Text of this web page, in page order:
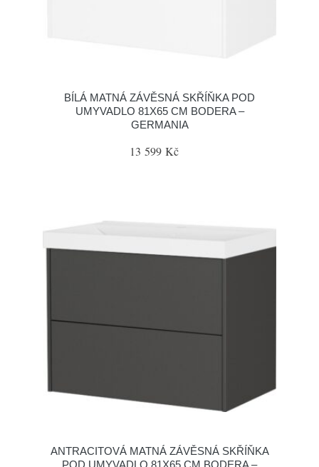
BÍLÁ MATNÁ ZÁVĚSNÁ SKŘÍŇKA POD
UMYVADLO 81X65 CM BODERA –
GERMANIA
13 599 Kč
ANTRACITOVÁ MATNÁ ZÁVĚSNÁ SKŘÍŇKA
POD UMYVADLO 81X65 CM BODERA –